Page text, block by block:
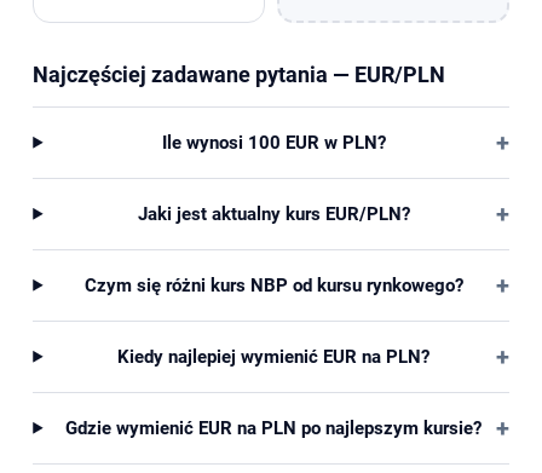
Najczęściej zadawane pytania — EUR/PLN
Ile wynosi 100 EUR w PLN?
Jaki jest aktualny kurs EUR/PLN?
Czym się różni kurs NBP od kursu rynkowego?
Kiedy najlepiej wymienić EUR na PLN?
Gdzie wymienić EUR na PLN po najlepszym kursie?